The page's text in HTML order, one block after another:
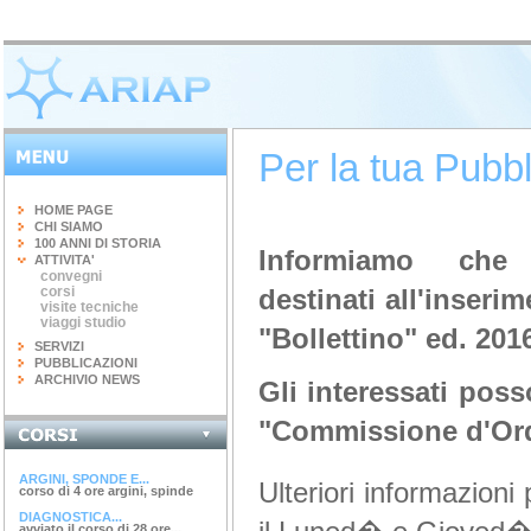
HOME PAGE
CHI SIAMO
100 ANNI DI STORIA
ATTIVITA'
convegni
corsi
visite tecniche
viaggi studio
SERVIZI
PUBBLICAZIONI
ARCHIVIO NEWS
INGEGNERIA DEL...
terminato il corso di 20 ore...
aperte le iscrizioni "il...
FOTOGRAFIA DIGITALE
"corso teorico-pratico di
ARGINI, SPONDE E...
corso di 4 ore argini, spinde
DIAGNOSTICA...
avviato il corso di 28 ore...
Per la tua
Informiamo
destinati
"Bollettino" ed.
Gli interessati
"Commissione
Ulteriori